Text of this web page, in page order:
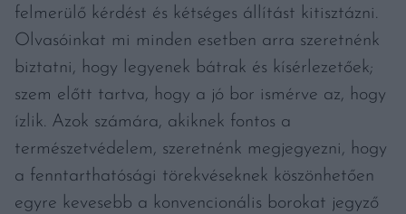
felmerülő kérdést és kétséges állítást kitisztázni.
Olvasóinkat mi minden esetben arra szeretnénk
biztatni, hogy legyenek bátrak és kísérlezetőek;
szem előtt tartva, hogy a jó bor ismérve az, hogy
ízlik. Azok számára, akiknek fontos a
természetvédelem, szeretnénk megjegyezni, hogy
a fenntarthatósági törekvéseknek köszönhetően
egyre kevesebb a konvencionális borokat jegyző